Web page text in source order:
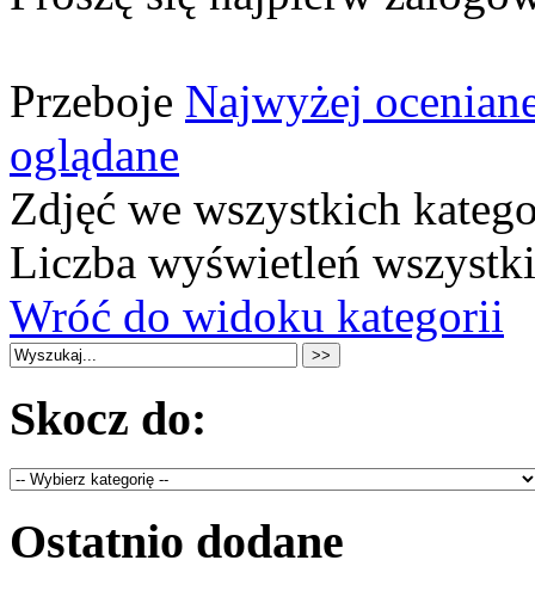
Przeboje Najwyżej
oglądane
Zdjęć we wszystkich
Liczba wyświetleń
Wróć do widoku kategorii
Skocz do:
Ostatnio dodane